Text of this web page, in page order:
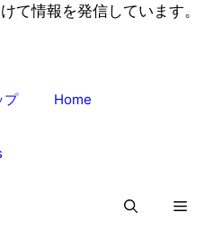
て情報を発信しています。
プ Home